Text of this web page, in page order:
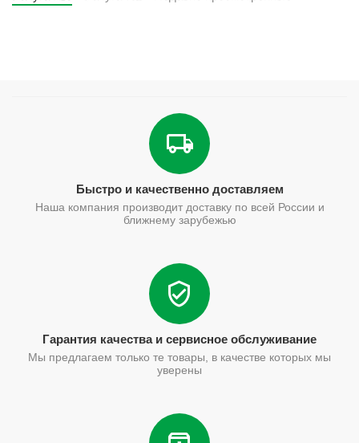
Быстро и качественно доставляем
Наша компания производит доставку по всей России и
ближнему зарубежью
Гарантия качества и сервисное обслуживание
Мы предлагаем только те товары, в качестве которых мы
уверены